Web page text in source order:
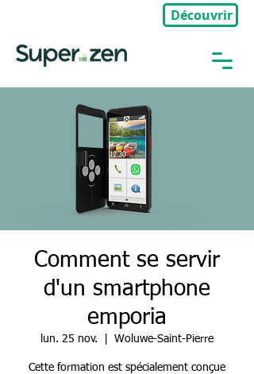
Découvrir
Comment se servir
d'un smartphone
emporia
lun. 25 nov. Woluwe-Saint-Pierre
Cette formation est spécialement conçue